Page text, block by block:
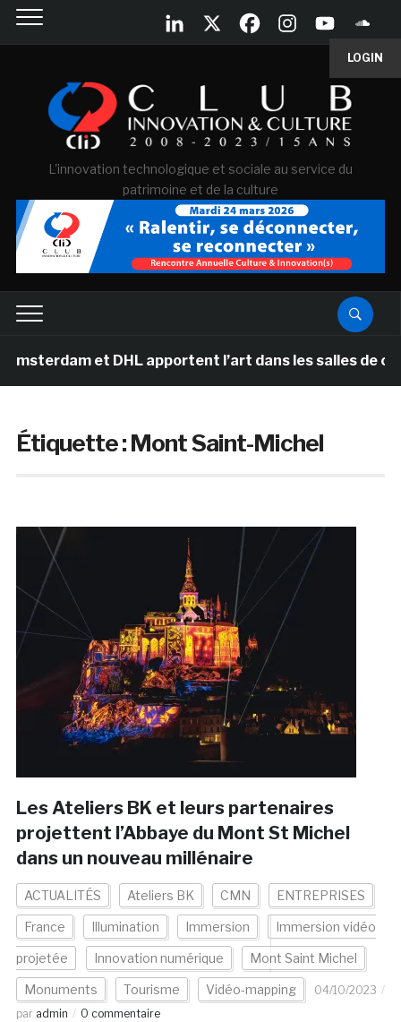
LOGIN
L'innovation technologique et sociale au service du
patrimoine et de la culture
et DHL apportent l’art dans les salles de classe
Étiquette :Mont Saint-Michel
Les Ateliers BK et leurs partenaires
projettent l’Abbaye du Mont St Michel
dans un nouveau millénaire
ACTUALITÉS Ateliers BK CMN ENTREPRISES
France Illumination Immersion Immersion vidéo
projetée Innovation numérique Mont Saint Michel
Monuments Tourisme Vidéo-mapping
04/10/2023
par admin 0 commentaire